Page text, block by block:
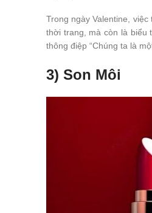
Trong ngày Valentine,
thời trang, mà còn là biểu
thông điệp “Chúng ta là
3) Son Môi